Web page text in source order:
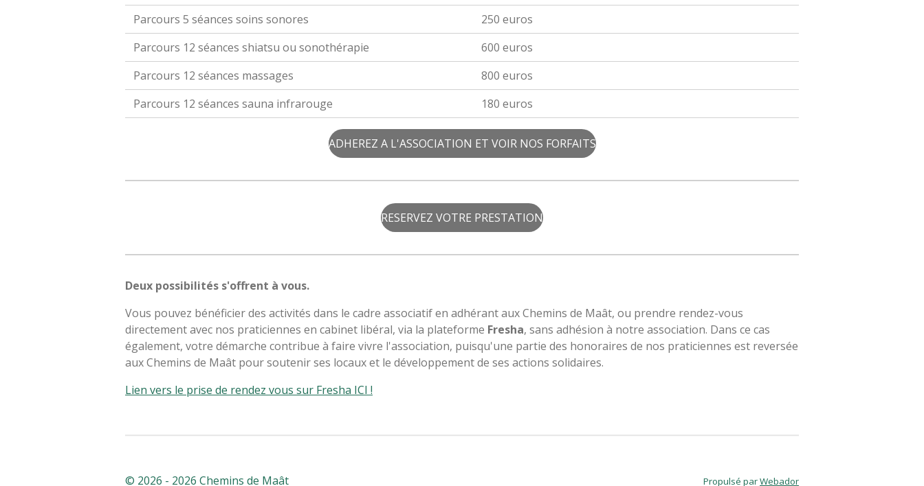
Parcours 5 séances soins sonores
250 euros
Parcours 12 séances shiatsu ou sonothérapie
600 euros
Parcours 12 séances massages
800 euros
Parcours 12 séances sauna infrarouge
180 euros
ADHEREZ A L'ASSOCIATION ET VOIR NOS FORFAITS
RESERVEZ VOTRE PRESTATION
Deux possibilités s'offrent à vous.
Vous pouvez bénéficier des activités dans le cadre associatif en adhérant aux Chemins de Maât, ou prendre rendez-vous
directement avec nos praticiennes en cabinet libéral, via la plateforme Fresha, sans adhésion à notre association. Dans ce cas
également, votre démarche contribue à faire vivre l'association, puisqu'une partie des honoraires de nos praticiennes est reversée
aux Chemins de Maât pour soutenir ses locaux et le développement de ses actions solidaires.
Lien vers le prise de rendez vous sur Fresha ICI !
© 2026 - 2026 Chemins de Maât Propulsé parWebador